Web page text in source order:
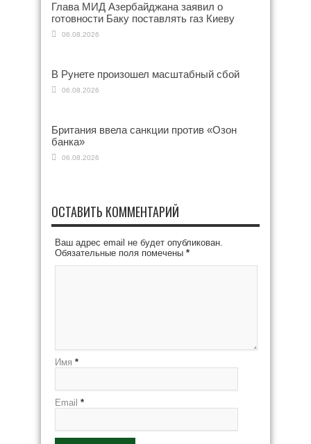
Глава МИД Азербайджана заявил о
готовности Баку поставлять газ Киеву
06.08.2026
В Рунете произошел масштабный сбой
06.08.2026
Британия ввела санкции против «Озон
банка»
06.08.2026
ОСТАВИТЬ КОММЕНТАРИЙ
Ваш адрес email не будет опубликован.
Обязательные поля помечены *
Имя *
Email *